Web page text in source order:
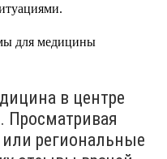
в центре
Просматривая
региональные